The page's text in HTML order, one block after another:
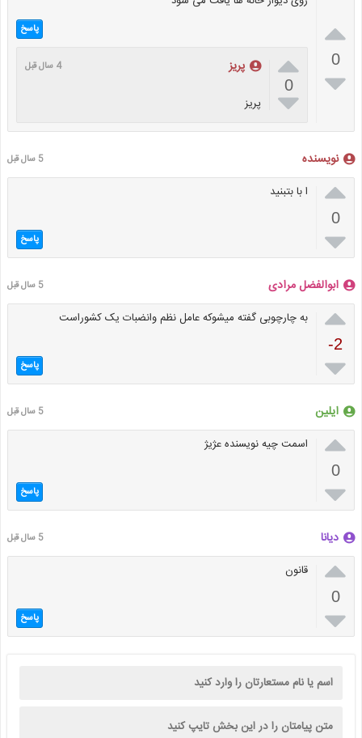

0

پاسخ

0

پریز 4 سال قبل
پریز
نویسنده 5 سال قبل

0

ا با بتبنید
پاسخ
ابوالفضل مرادی 5 سال قبل

-2

به چارچوبی گفته میشوکه عامل نظم وانضبات یک کشوراست
پاسخ
ایلین 5 سال قبل

0

اسمت چیه نویسنده عژیژ
پاسخ
دیانا 5 سال قبل

0

قانون
پاسخ